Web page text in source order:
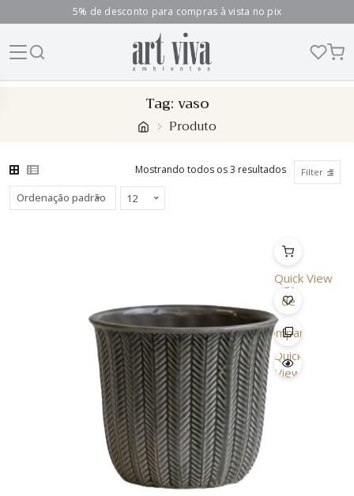
5% de desconto para compras à vista no pix
Tag:vaso
Produto
Mostrando todos os 3 resultados Filter
Quick View
Lista
de
Desejo
Comparar
Quick
View